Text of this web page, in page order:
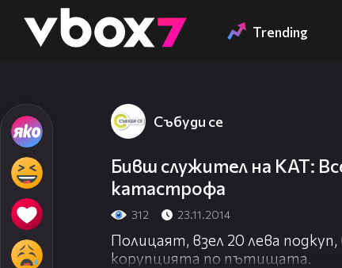
👾 Trending
Събуди се
Бивш служител на КАТ:
катастрофа
312 23.11.2014
Полицаят, взел 20 лева
корупцията по пътищата.